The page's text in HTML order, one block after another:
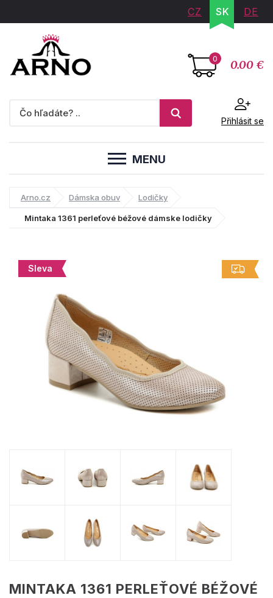
CZ SK DE
0 0.00 €
Přihlásit se
MENU
Arno.cz Dámska obuv Lodičky
Mintaka 1361 perleťové béžové dámske lodičky
Sleva
MINTAKA 1361 PERLEŤOVÉ BÉŽOVÉ